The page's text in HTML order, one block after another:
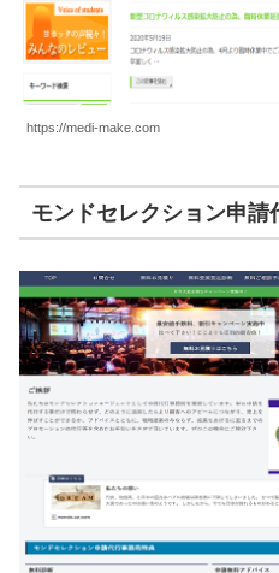
https://medi-make.com
モンドセレクション申請